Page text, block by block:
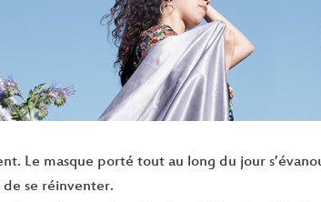
Le masque porté tout au long du jour
de se réinventer.